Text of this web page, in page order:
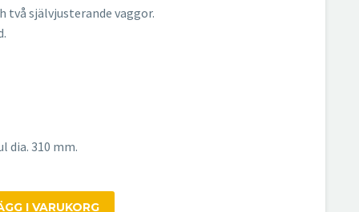
två självjusterande vaggor.
dia. 310 mm.
I VARUKORG